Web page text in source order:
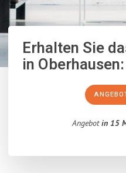
Erhalten Sie
in Oberhausen:
Angebotin 15